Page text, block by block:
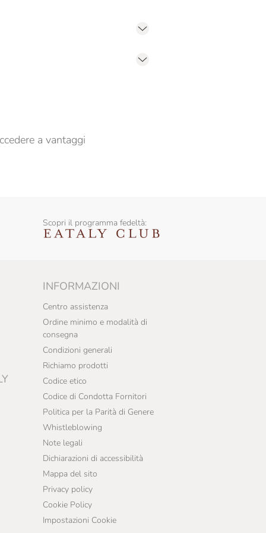
a vantaggi
Scopri il programma fedeltà:
INFORMAZIONI
Centro assistenza
Ordine minimo e modalità di
consegna
Condizioni generali
Richiamo prodotti
Codice etico
Codice di Condotta Fornitori
Politica per la Parità di Genere
Whistleblowing
Note legali
Dichiarazioni di accessibilità
Mappa del sito
Privacy policy
Cookie Policy
Impostazioni Cookie